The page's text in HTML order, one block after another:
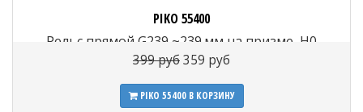
PIKO 55400
Рельс прямой G239 ~239 мм на призме, H0
399 руб359 руб
PIKO 55400 В КОРЗИНУ